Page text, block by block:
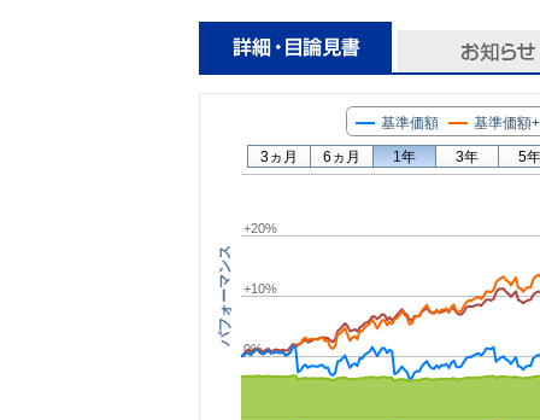
パフォーマンス
基準価額 基準価額
0%
+10%
+20%
3ヵ月 6ヵ月 1年 3年 5年